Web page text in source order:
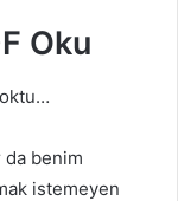
Oku
da benim
istemeyen